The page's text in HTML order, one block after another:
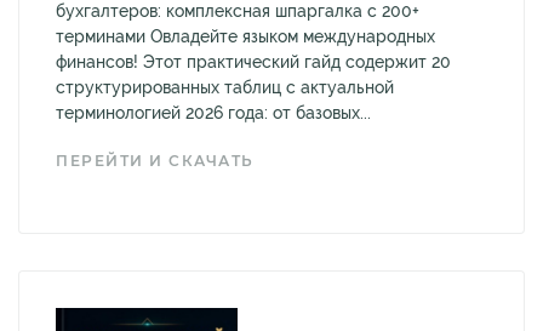
бухгалтеров: комплексная шпаргалка с 200+
терминами Овладейте языком международных
финансов! Этот практический гайд содержит 20
структурированных таблиц с актуальной
терминологией 2026 года: от базовых...
ПЕРЕЙТИ И СКАЧАТЬ